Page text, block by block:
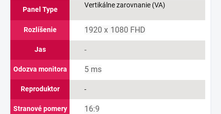
Panel Type
Vertikálne zarovnanie (VA)
Rozlíšenie 1920 x 1080 FHD
Jas -
Odozva monitora 5 ms
Reproduktor -
Stranové pomery 16:9